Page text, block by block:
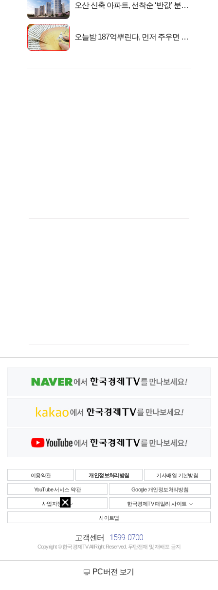
오산 신축 아파트, 선착순 ‘반값’ 분양
오늘밤 187억뿌린다, 먼저 주우면 최
이용약관 개인정보처리방침 기사배열 기본방침
YouTube 서비스 약관 Google 개인정보처리방침
사업자정보 한국경제TV 패밀리 사이트
사이트맵
고객센터 1599-0700
Copyright © 한국경제TV All Right Reserved. 무단전재 및 재배포 금지
PC버전 보기